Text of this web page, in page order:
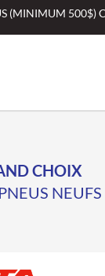
(MINIMUM 500$)
CHOIX
NEUFS